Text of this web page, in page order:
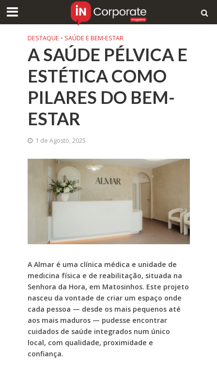
DESTAQUE • SAÚDE E BEM-ESTAR
A SAÚDE PÉLVICA E
ESTÉTICA COMO
PILARES DO BEM-
ESTAR
1 de Agosto, 2025
A Almar é uma clínica médica e unidade de
medicina física e de reabilitação, situada na
Senhora da Hora, em Matosinhos. Este projeto
nasceu da vontade de criar um espaço onde
cada pessoa — desde os mais pequenos até
aos mais maduros — pudesse encontrar
cuidados de saúde integrados num único
local, com qualidade, proximidade e
confiança.